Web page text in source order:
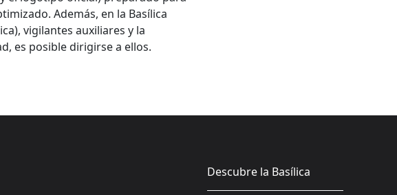
Además, en la Basílica
vigilantes auxiliares y la
es posible dirigirse a ellos.
Descubre la Basílica